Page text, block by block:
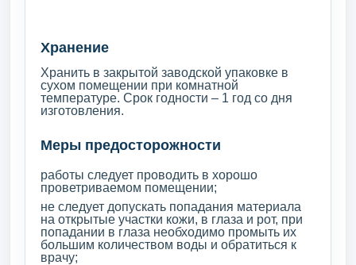
Хранение
Хранить в закрытой заводской упаковке в
сухом помещении при комнатной
температуре. Срок годности – 1 год со дня
изготовления.
Меры предосторожности
работы следует проводить в хорошо
проветриваемом помещении;
не следует допускать попадания материала
на открытые участки кожи, в глаза и рот, при
попадании в глаза необходимо промыть их
большим количеством воды и обратиться к
врачу;